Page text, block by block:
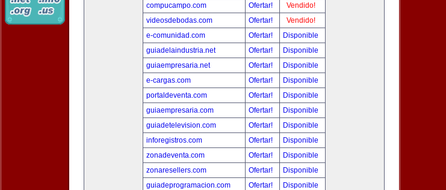
compucampo.com
Ofertar!
Vendido!
videosdebodas.com
Ofertar!
Vendido!
e-comunidad.com
Ofertar!
Disponible
guiadelaindustria.net
Ofertar!
Disponible
guiaempresaria.net
Ofertar!
Disponible
e-cargas.com
Ofertar!
Disponible
portaldeventa.com
Ofertar!
Disponible
guiaempresaria.com
Ofertar!
Disponible
guiadetelevision.com
Ofertar!
Disponible
inforegistros.com
Ofertar!
Disponible
zonadeventa.com
Ofertar!
Disponible
zonaresellers.com
Ofertar!
Disponible
guiadeprogramacion.com
Ofertar!
Disponible